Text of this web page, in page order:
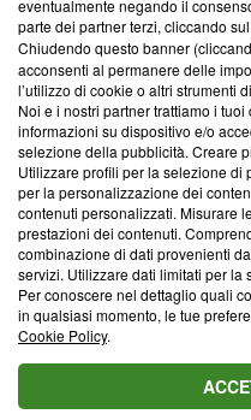
Su di noi
Team editoriale
Corporate
Redazione
Informativa Privacy
Cookie Policy
Blasting SA, IDI CHE-
Lugano (Svizzera) Tel:+39
© 2026 Blasting News
eventualmente negando il
parte dei partner terzi, cliccando
Chiudendo questo banner
acconsenti al permanere delle
l’utilizzo di cookie o altri strumenti
Noi e i nostri partner trattiamo i
informazioni su dispositivo e/o
selezione della pubblicità. Creare
Utilizzare profili per la selezione di
per la personalizzazione dei
contenuti personalizzati. Misurare
prestazioni dei contenuti.
combinazione di dati provenienti
servizi. Utilizzare dati limitati per la
Per conoscere nel dettaglio quali
in qualsiasi momento, le tue
Cookie Policy.